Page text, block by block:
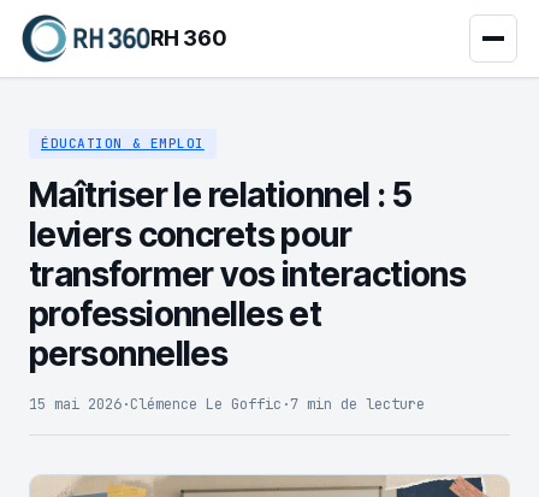
RH 360
ÉDUCATION & EMPLOI
Maîtriser le relationnel : 5
leviers concrets pour
transformer vos interactions
professionnelles et
personnelles
15 mai 2026·Clémence Le Goffic ·7 min de lecture